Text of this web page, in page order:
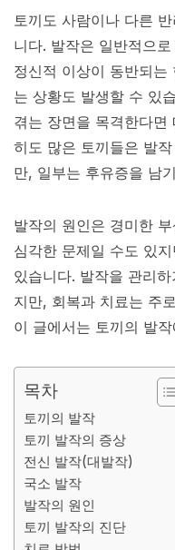
토끼도 사람이나 다른
니다. 발작은 일반적으
정신적 이상이 동반되
는 상황도 발생할 수 있
겪는 장면을 목격한다면
히도 많은 토끼들은 발
만, 일부는 후유증을 남
발작의 원인은 경미한
심각한 문제일 수도 있
있습니다. 발작을 관리
지만, 회복과 치료는 주
이 글에서는 토끼의 발
목차
토끼의 발작
토끼 발작의 증상
전신 발작(대발작)
국소 발작
발작의 원인
토끼 발작의 진단